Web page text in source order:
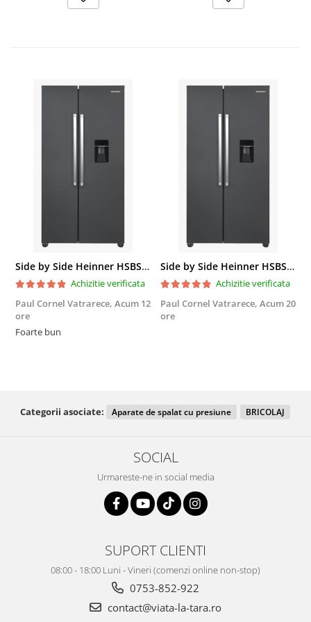
Side by Side Heinner HSBS-HM439NFINVDGWDE++, Total No Frost, Compresor Inverter, Dozator Apa, Display Touch LED, 439 L, Clasa E, Gri Antracit Texturat
Achizitie verificata
Paul Cornel Vatrarece, Acum 12
ore
Foarte bun
Side by Side Heinner HSBS-HM439NFINVDGWDE++, Total No Frost, Compresor Inverter, Dozator Apa, Display Touch LED, 439 L, Clasa E, Gri Antracit Texturat
Achizitie verificata
Paul Cornel Vatrarece, Acum 20
ore
Categorii asociate: Aparate de spalat cu presiune BRICOLAJ
SOCIAL
Urmareste-ne in social media
SUPORT CLIENTI
08:00 - 18:00 Luni - Vineri (comenzi online non-stop)
0753-852-922
contact@viata-la-tara.ro